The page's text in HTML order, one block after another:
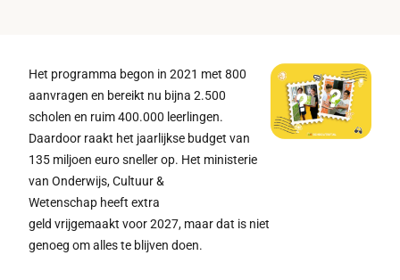
Het programma begon in 2021 met 800
aanvragen en bereikt nu bijna 2.500
scholen en ruim 400.000 leerlingen.
Daardoor raakt het jaarlijkse budget van
135 miljoen euro sneller op. Het ministerie
van Onderwijs, Cultuur &
Wetenschap heeft extra
geld vrijgemaakt voor 2027, maar dat is niet
genoeg om alles te blijven doen.